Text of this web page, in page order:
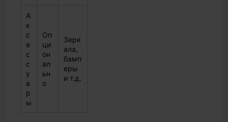
А
к
с
е
с
с
у
а
р
ы
Оп
ци
он
ал
ьн
о
Зерк
ала,
бамп
еры
и т.д.